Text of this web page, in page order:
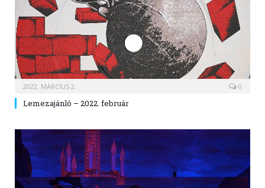
2022. MÁRCIUS 2. 0
Lemezajánló – 2022. február